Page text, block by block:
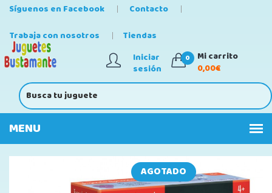
Síguenos en Facebook
Contacto
Trabaja con nosotros
Tiendas
Iniciar
sesión
0
Mi carrito
0,00€
AGOTADO